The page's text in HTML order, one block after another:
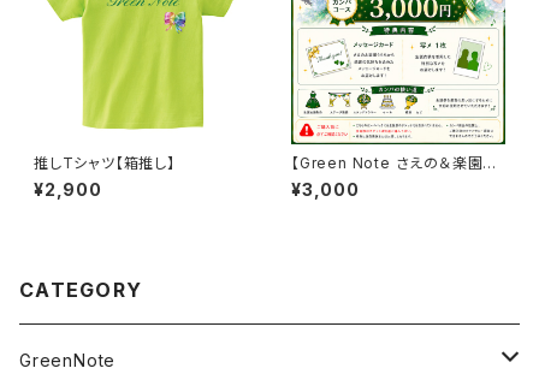
推しTシャツ【箱推し】
¥2,900
【Green Note さえの＆楽園う
らら 合同生誕祭2026】カンパパ
ック3000
¥3,000
CATEGORY
GreenNote